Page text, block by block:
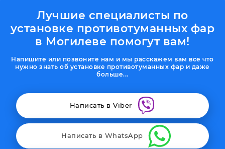
Лучшие специалисты по
установке противотуманных фар
в Могилеве помогут вам!
Напишите или позвоните нам и мы расскажем вам все что
нужно знать об установке противотуманных фар и даже
больше...
Написать в Viber
Написать в WhatsApp